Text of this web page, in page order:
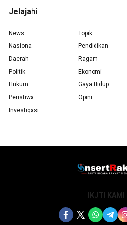
Jelajahi
News
Nasional
Daerah
Politik
Hukum
Peristiwa
Investigasi
Topik
Pendidikan
Ragam
Ekonomi
Gaya Hidup
Opini
IKUTI KAMI